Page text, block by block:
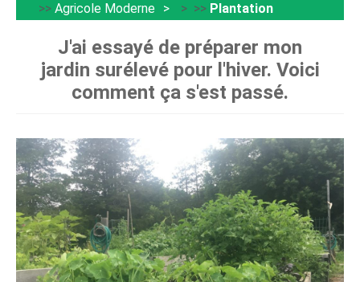
>> Agricole Moderne > >> Plantation
J'ai essayé de préparer mon
jardin surélevé pour l'hiver. Voici
comment ça s'est passé.